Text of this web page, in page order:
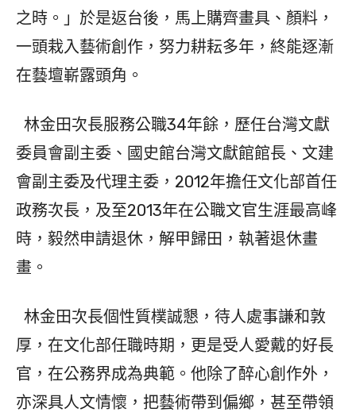
之時。」於是返台後，馬上購齊畫具、顏料，
一頭栽入藝術創作，努力耕耘多年，終能逐漸
在藝壇嶄露頭角。
林金田次長服務公職34年餘，歷任台灣文獻
委員會副主委、國史館台灣文獻館館長、文建
會副主委及代理主委，2012年擔任文化部首任
政務次長，及至2013年在公職文官生涯最高峰
時，毅然申請退休，解甲歸田，執著退休畫
畫。
林金田次長個性質樸誠懇，待人處事謙和敦
厚，在文化部任職時期，更是受人愛戴的好長
官，在公務界成為典範。他除了醉心創作外，
亦深具人文情懷，把藝術帶到偏鄉，甚至帶領